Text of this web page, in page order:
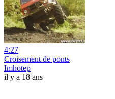
4:27
Croisement de ponts
Imhotep
il y a 18 ans